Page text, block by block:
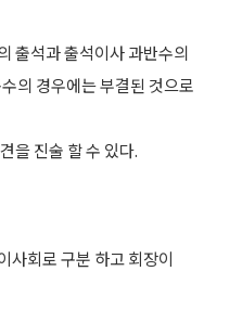
출석과 출석이사 과반수의
의 경우에는 부결된 것으로
을 진술 할 수 있다.
사회로 구분 하고 회장이